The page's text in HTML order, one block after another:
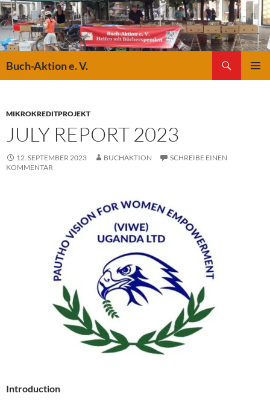
Buch-Aktion e. V.
MIKROKREDITPROJEKT
JULY REPORT 2023
12. SEPTEMBER 2023 BUCHAKTION
SCHREIBE EINEN
KOMMENTAR
Introduction